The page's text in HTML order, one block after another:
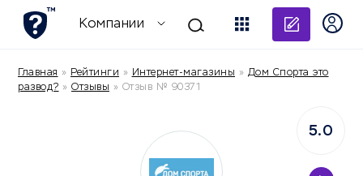
Компании
Главная » Рейтинги » Интернет-магазины » Дом Спорта это
развод? » Отзывы » Отзыв № 90371
5.0